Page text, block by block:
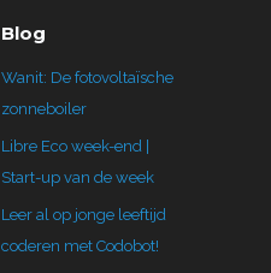
Blog
Wanit: De fotovoltaïsche
zonneboiler
Libre Eco week-end |
Start-up van de week
Leer al op jonge leeftijd
coderen met Codobot!